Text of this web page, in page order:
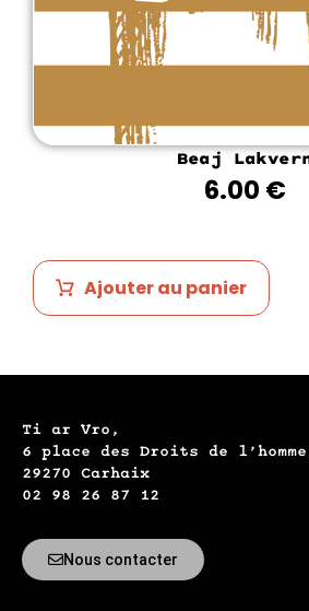
Beaj
6.00 €
Ajouter au panier
Ti ar Vro,
6 place des Droits de
29270 Carhaix
02 98 26 87 12
Nous contacter